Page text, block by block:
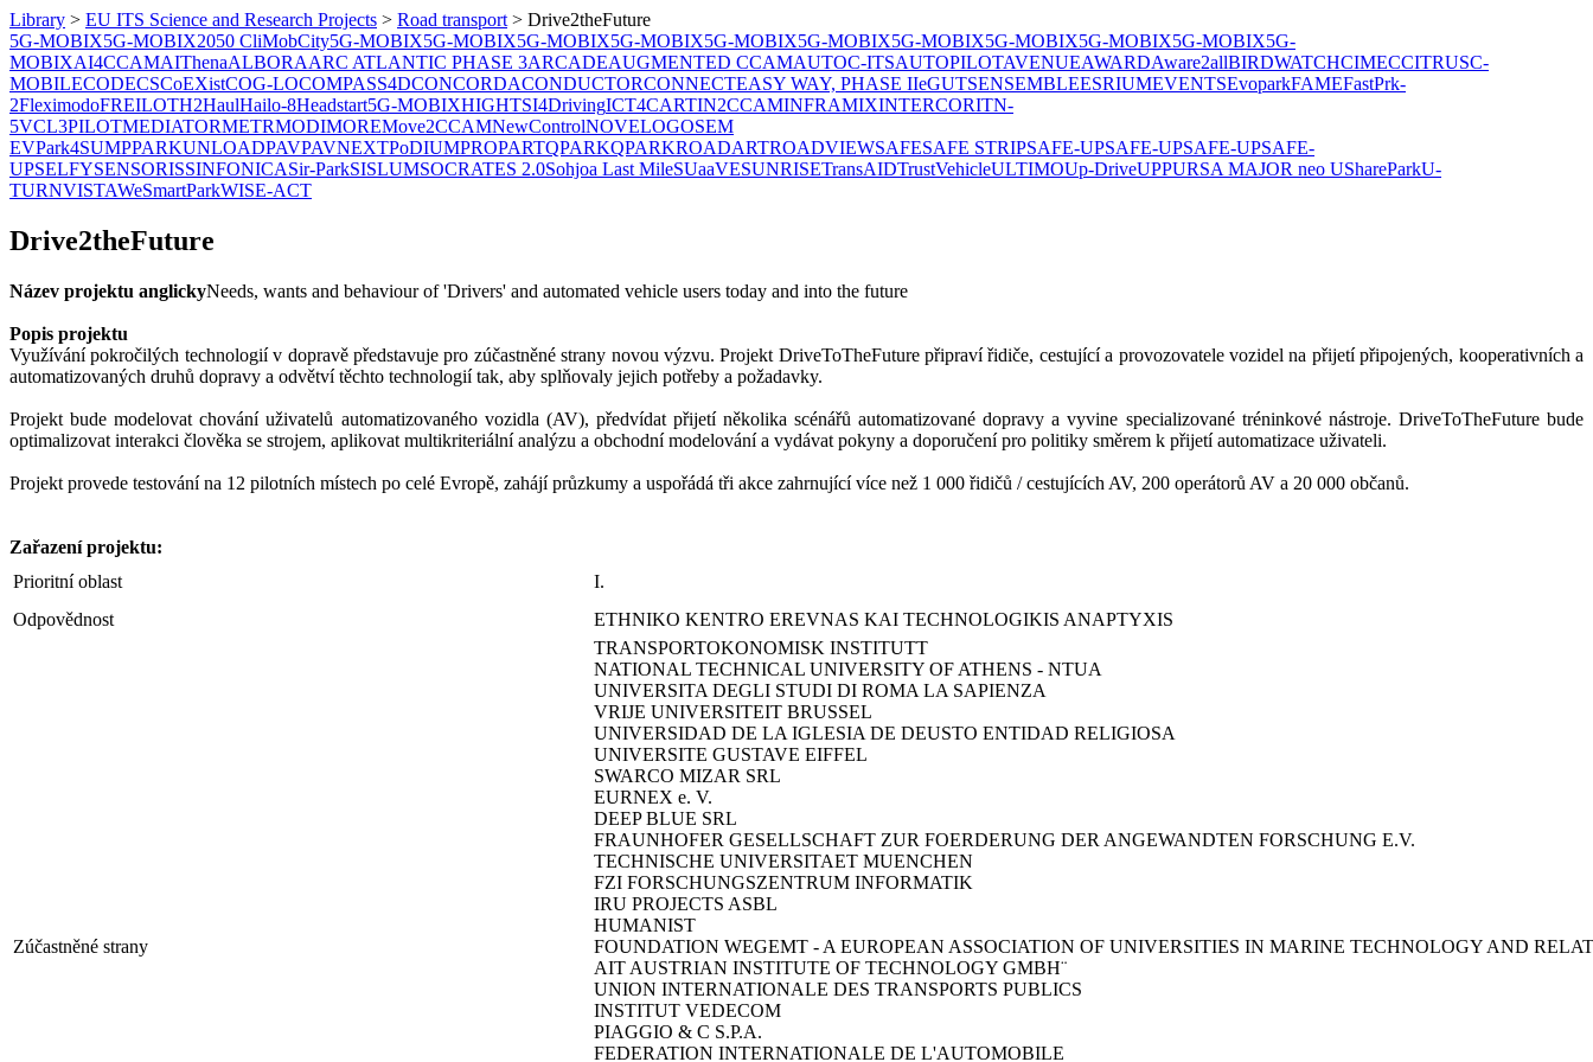
Library > EU ITS Science and Research Projects > Road transport > Drive2theFuture
5G-MOBIX5G-MOBIX2050 CliMobCity5G-MOBIX5G-MOBIX5G-MOBIX5G-MOBIX5G-MOBIX5G-MOBIX5G-MOBIX5G-MOBIX5G-MOBIX5G-MOBIX5G-
MOBIXAI4CCAMAIThenaALBORAARC ATLANTIC PHASE 3ARCADEAUGMENTED CCAMAUTOC-ITSAUTOPILOTAVENUEAWARDAware2allBIRDWATCHCIMECCITRUSC-
MOBILECODECSCoEXistCOG-LOCOMPASS4DCONCORDACONDUCTORCONNECTEASY WAY, PHASE IIeGUTSENSEMBLEESRIUMEVENTSEvoparkFAMEFastPrk-
2FleximodoFREILOTH2HaulHailo-8Headstart5G-MOBIXHIGHTSI4DrivingICT4CARTIN2CCAMINFRAMIXINTERCORITN-
5VCL3PILOTMEDIATORMETRMODIMOREMove2CCAMNewControlNOVELOGOSEM
EVPark4SUMPPARKUNLOADPAVPAVNEXTPoDIUMPROPARTQPARKQPARKROADARTROADVIEWSAFESAFE STRIPSAFE-UPSAFE-UPSAFE-UPSAFE-
UPSELFYSENSORISSINFONICASir-ParkSISLUMSOCRATES 2.0Sohjoa Last MileSUaaVESUNRISETransAIDTrustVehicleULTIMOUp-DriveUPPURSA MAJOR neo UShareParkU-
TURNVISTAWeSmartParkWISE-ACT
Drive2theFuture
Název projektu anglickyNeeds, wants and behaviour of 'Drivers' and automated vehicle users today and into the future
Popis projektu
Využívání pokročilých technologií v dopravě představuje pro zúčastněné strany novou výzvu. Projekt DriveToTheFuture připraví řidiče, cestující a provozovatele vozidel na přijetí připojených, kooperativních a
automatizovaných druhů dopravy a odvětví těchto technologií tak, aby splňovaly jejich potřeby a požadavky.
Projekt bude modelovat chování uživatelů automatizovaného vozidla (AV), předvídat přijetí několika scénářů automatizované dopravy a vyvine specializované tréninkové nástroje. DriveToTheFuture bude
optimalizovat interakci člověka se strojem, aplikovat multikriteriální analýzu a obchodní modelování a vydávat pokyny a doporučení pro politiky směrem k přijetí automatizace uživateli.
Projekt provede testování na 12 pilotních místech po celé Evropě, zahájí průzkumy a uspořádá tři akce zahrnující více než 1 000 řidičů / cestujících AV, 200 operátorů AV a 20 000 občanů.
Zařazení projektu:
Prioritní oblast
I.
Odpovědnost
ETHNIKO KENTRO EREVNAS KAI TECHNOLOGIKIS ANAPTYXIS
Zúčastněné strany
TRANSPORTOKONOMISK INSTITUTT
NATIONAL TECHNICAL UNIVERSITY OF ATHENS - NTUA
UNIVERSITA DEGLI STUDI DI ROMA LA SAPIENZA
VRIJE UNIVERSITEIT BRUSSEL
UNIVERSIDAD DE LA IGLESIA DE DEUSTO ENTIDAD RELIGIOSA
UNIVERSITE GUSTAVE EIFFEL
SWARCO MIZAR SRL
EURNEX e. V.
DEEP BLUE SRL
FRAUNHOFER GESELLSCHAFT ZUR FOERDERUNG DER ANGEWANDTEN FORSCHUNG E.V.
TECHNISCHE UNIVERSITAET MUENCHEN
FZI FORSCHUNGSZENTRUM INFORMATIK
IRU PROJECTS ASBL
HUMANIST
FOUNDATION WEGEMT - A EUROPEAN ASSOCIATION OF UNIVERSITIES IN MARINE TECHNOLOGY AND
AIT AUSTRIAN INSTITUTE OF TECHNOLOGY GMBH¨
UNION INTERNATIONALE DES TRANSPORTS PUBLICS
INSTITUT VEDECOM
PIAGGIO & C S.P.A.
FEDERATION INTERNATIONALE DE L'AUTOMOBILE